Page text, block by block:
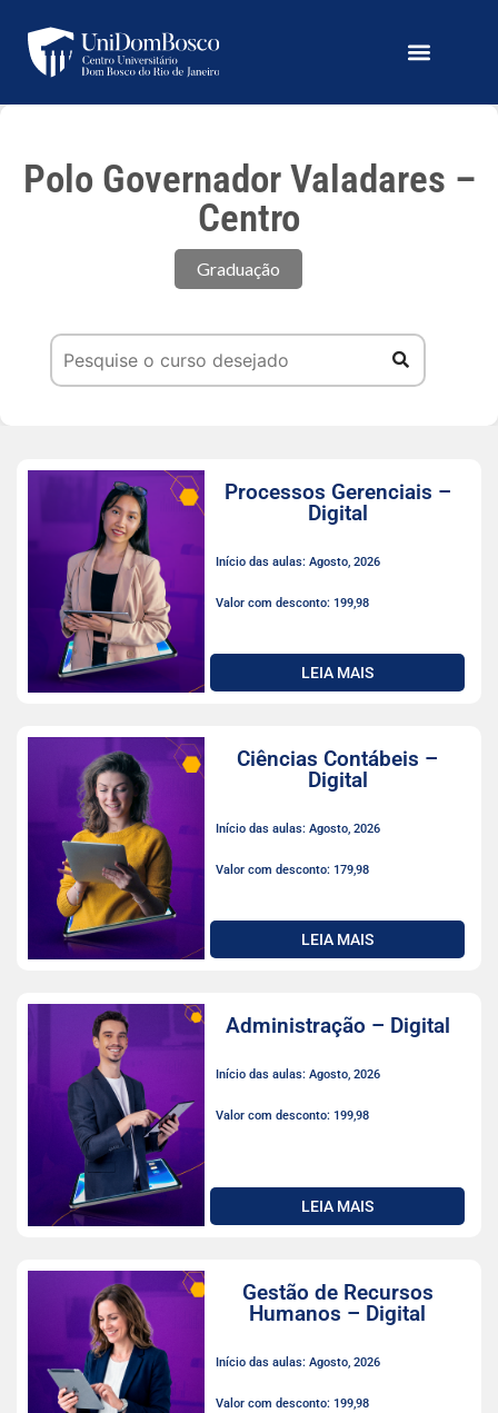
Polo Governador Valadares –
Centro
Graduação
Processos Gerenciais –
Digital
Início das aulas: Agosto, 2026
Valor com desconto: 199,98
LEIA MAIS
Ciências Contábeis –
Digital
Início das aulas: Agosto, 2026
Valor com desconto: 179,98
LEIA MAIS
Administração – Digital
Início das aulas: Agosto, 2026
Valor com desconto: 199,98
LEIA MAIS
Gestão de Recursos
Humanos – Digital
Início das aulas: Agosto, 2026
Valor com desconto: 199,98